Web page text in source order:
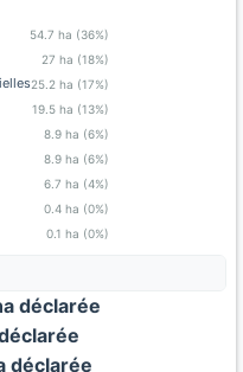
54.7 ha (36%)
27 ha (18%)
25.2 ha (17%)
19.5 ha (13%)
8.9 ha (6%)
8.9 ha (6%)
6.7 ha (4%)
0.4 ha (0%)
0.1 ha (0%)
déclarée
déclarée